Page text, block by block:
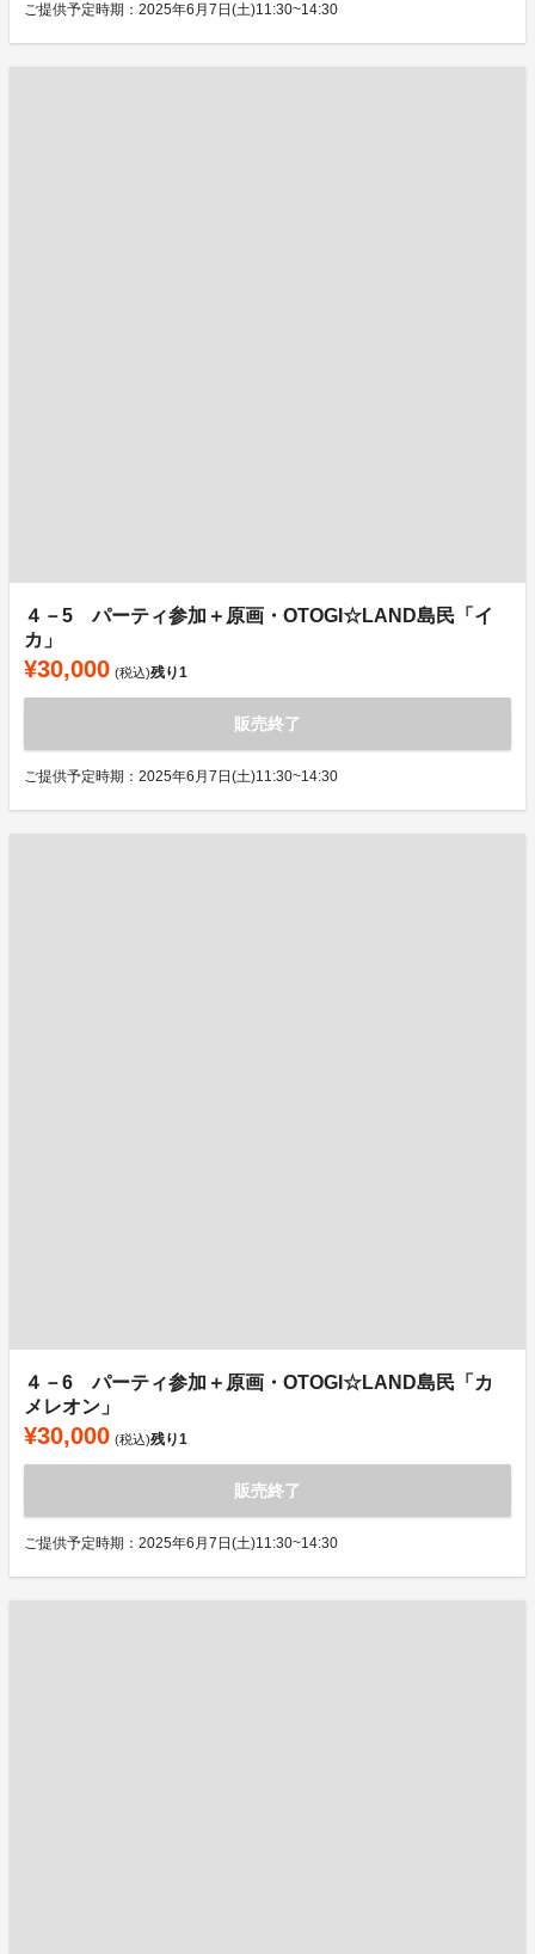
ご提供予定時期：2025年6月7日(土)11:30~14:30
４－5 パーティ参加＋原画・OTOGI☆LAND島民「イ
カ」
¥30,000 (税込)残り1
販売終了
ご提供予定時期：2025年6月7日(土)11:30~14:30
４－6 パーティ参加＋原画・OTOGI☆LAND島民「カ
メレオン」
¥30,000 (税込)残り1
販売終了
ご提供予定時期：2025年6月7日(土)11:30~14:30